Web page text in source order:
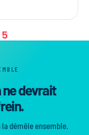
5
devrait
démêle ensemble.